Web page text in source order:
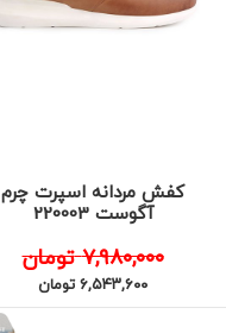
کفش مردانه اسپرت چرم
آگوست 220003
۷,۹۸۰,۰۰۰تومان
۶,۵۴۳,۶۰۰تومان